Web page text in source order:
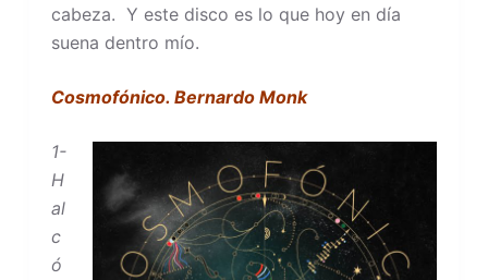
cabeza. Y este disco es lo que hoy en día
suena dentro mío.
Cosmofónico. Bernardo Monk
1-
H
al
c
ó